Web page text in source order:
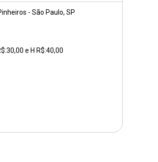
- São Paulo, SP
e H R$:40,00